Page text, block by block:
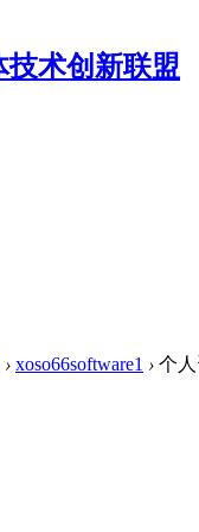
› xoso66software1 › 个